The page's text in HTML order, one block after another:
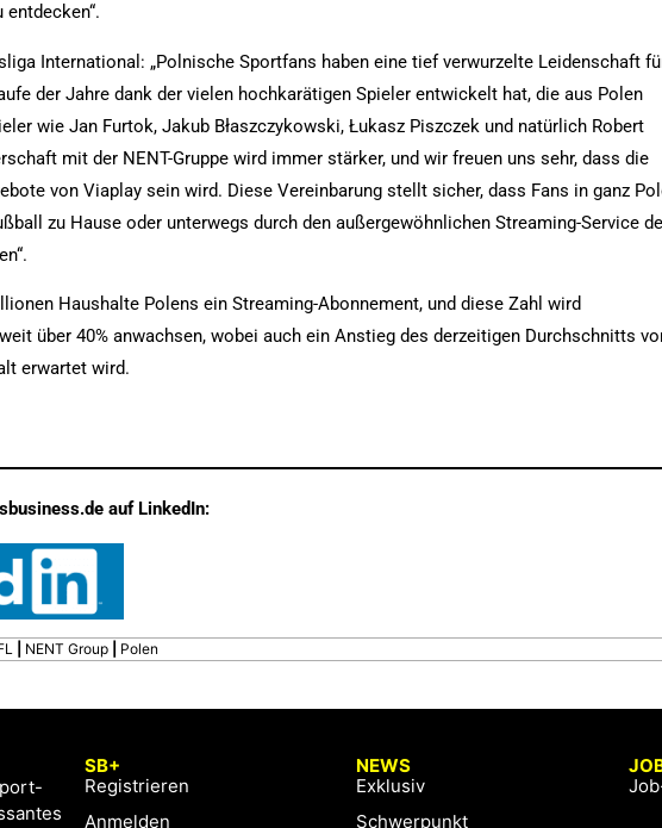
International: „Polnische Sportfans haben eine tief verwurzelte Leidenschaft
der Jahre dank der vielen hochkarätigen Spieler entwickelt hat, die aus Polen
wie Jan Furtok, Jakub Błaszczykowski, Łukasz Piszczek und natürlich Robert
mit der NENT-Gruppe wird immer stärker, und wir freuen uns sehr, dass die
von Viaplay sein wird. Diese Vereinbarung stellt sicher, dass Fans in ganz
zu Hause oder unterwegs durch den außergewöhnlichen Streaming-Service
Haushalte Polens ein Streaming-Abonnement, und diese Zahl wird
über 40% anwachsen, wobei auch ein Anstieg des derzeitigen Durchschnitts
erwartet wird.
auf LinkedIn:
NENT Group Polen
SB+
Registrieren
Anmelden
NEWS
Exklusiv
Schwerpunkt